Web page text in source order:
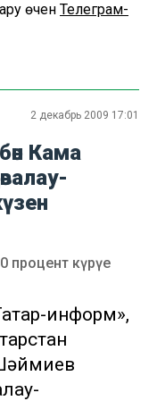
өчен Телеграм-
2 декабрь 2009 17:01
Кама
процент күрүе
информ»,